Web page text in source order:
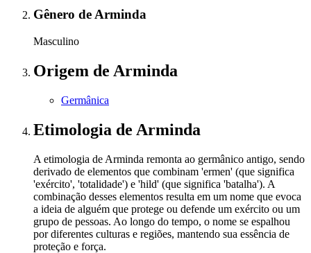
Gênero de Arminda
Masculino
Origem de Arminda
Germânica
Etimologia de Arminda
A etimologia de Arminda remonta ao germânico antigo, sendo
derivado de elementos que combinam 'ermen' (que significa
'exército', 'totalidade') e 'hild' (que significa 'batalha'). A
combinação desses elementos resulta em um nome que evoca
a ideia de alguém que protege ou defende um exército ou um
grupo de pessoas. Ao longo do tempo, o nome se espalhou
por diferentes culturas e regiões, mantendo sua essência de
proteção e força.